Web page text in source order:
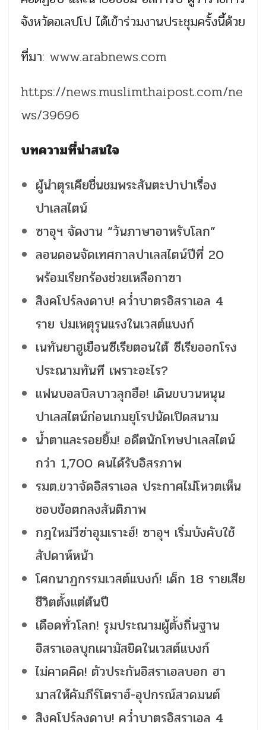
จังหวัดอเลปโป ได้เข้าร่วมงานประชุมครั้งนี้ด้วย
ที่มา: www.arabnews.com
https://news.muslimthaipost.com/ne
ws/39696
บทความที่น่าสนใจ
ผู้นำตุรเคียชื่นชมพระสันตะปาปาเรื่อง
ปาเลสไตน์
ซาอุฯ จัดงาน “วันภาษาอาหรับโลก”
ลอนดอนจัดเทศกาลปาเลสไตน์ปีที่ 20
พร้อมเรียกร้องช่วยเหลือกาซา
สิงคโปร์ลงดาบ! คว่ำบาตรอิสราเอล 4
ราย ปมเหตุรุนแรงในเวสต์แบงก์
เนทันยาฮูเยือนซีเรียตอนใต้ ซีเรียออกโรง
ประณามทันที เพราะอะไร?
แฟนบอลบิลบาวลุกฮือ! เดินขบวนหนุน
ปาเลสไตน์ก่อนเกมยุโรปนัดเปิดสนาม
น้ำตาและรอยยิ้ม! อดีตนักโทษปาเลสไตน์
กว่า 1,700 คนได้รับอิสรภาพ
รมต.ขวาจัดอิสราเอล ประกาศไม่โหวตเห็น
ชอบข้อตกลงสันติภาพ
กฎใหม่วีซ่าอุมเราะฮ์! ซาอุฯ เริ่มบังคับใช้
สัปดาห์หน้า
โศกนาฏกรรมเวสต์แบงก์! เด็ก 18 รายเสีย
ชีวิตตั้งแต่ต้นปี
เดือดทั่วโลก! รุมประณามผู้ตั้งถิ่นฐาน
อิสราเอลบุกเผามัสยิดในเวสต์แบงก์
ไม่คาดคิด! ตัวประกันอิสราเอลบอก ฮา
มาสให้คัมภีร์โตราฮ์-อุปกรณ์สวดมนต์
สิงคโปร์ลงดาบ! คว่ำบาตรอิสราเอล 4